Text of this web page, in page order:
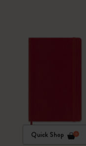
Quick Shop